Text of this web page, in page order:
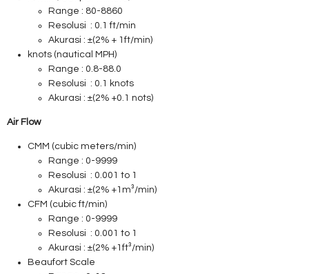
Range : 80-8860
Resolusi : 0.1 ft/min
Akurasi : ±(2% + 1ft/min)
knots (nautical MPH)
Range : 0.8-88.0
Resolusi : 0.1 knots
Akurasi : ±(2% +0.1 nots)
Air Flow
CMM (cubic meters/min)
Range : 0-9999
Resolusi : 0.001 to 1
Akurasi : ±(2% +1m³/min)
CFM (cubic ft/min)
Range : 0-9999
Resolusi : 0.001 to 1
Akurasi : ±(2% +1ft³/min)
Beaufort Scale